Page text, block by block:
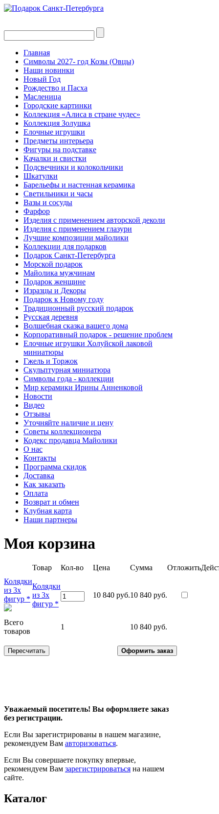
Главная
Символы 2027- год Козы (Овцы)
Наши новинки
Новый Год
Рождество и Пасха
Масленица
Городские картинки
Коллекция «Алиса в стране чудес»
Коллекция Золушка
Елочные игрушки
Предметы интерьера
Фигуры на подставке
Качалки и свистки
Подсвечники и колокольчики
Шкатулки
Барельефы и настенная керамика
Светильники и часы
Вазы и сосуды
Фарфор
Изделия с применением авторской деколи
Изделия с применением глазури
Лучшие композиции майолики
Коллекции для подарков
Подарок Санкт-Петербурга
Морской подарок
Майолика мужчинам
Подарок женщине
Изразцы и Декоры
Подарок к Новому году
Традиционный русский подарок
Русская деревня
Волшебная сказка вашего дома
Корпоративный подарок - решение проблем
Елочные игрушки Холуйской лаковой
миниатюры
Гжель и Торжок
Скульптурная миниатюра
Символы года - коллекции
Мир керамики Ирины Анненковой
Новости
Видео
Отзывы
Уточняйте наличие и цену
Советы коллекционера
Кодекс продавца Майолики
О нас
Контакты
Программа скидок
Доставка
Как заказать
Оплата
Возврат и обмен
Клубная карта
Наши партнеры
Моя корзина
Товар Кол-во Цена Сумма Отложить
Колядки
из 3х
фигур *
Колядки
из 3х
фигур *
10 840 руб.10 840 руб.
Всего
товаров
1 10 840 руб.
Уважаемый посетитель! Вы оформляете заказ
без регистрации.
Если Вы зарегистрированы в нашем магазине,
рекомендуем Вам авторизоваться.
Если Вы совершаете покупку впервые,
рекомендуем Вам зарегистрироваться на нашем
сайте.
Каталог